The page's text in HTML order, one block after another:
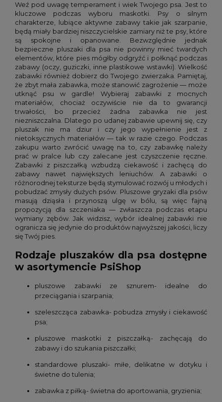
Weź pod uwagę temperament i wiek Twojego psa. Jest to
kluczowe podczas wyboru maskotki. Psy o silnym
charakterze, lubiące aktywne zabawy takie jak szarpanie,
będą miały bardziej niszczycielskie zamiary niż te psy, które
są spokojne i opanowane. Bezwzględnie jednak
bezpieczne pluszaki dla psa nie powinny mieć twardych
elementów, które pies mógłby odgryźć i połknąć podczas
zabawy (oczy, guziczki, inne plastikowe wstawki). Wielkość
zabawki również dobierz do Twojego zwierzaka. Pamiętaj,
że zbyt mała zabawka, może stanowić zagrożenie — może
utknąć psu w gardle! Wybieraj zabawki z mocnych
materiałów, chociaż oczywiście nie da to gwarancji
trwałości, bo przecież żadna zabawka nie jest
niezniszczalna. Dlatego po udanej zabawie upewnij się, czy
pluszak nie ma dziur i czy jego wypełnienie jest z
nietoksycznych materiałów — tak w razie czego. Podczas
zakupu warto zwrócić uwagę na to, czy zabawkę należy
prać w pralce lub czy zalecane jest czyszczenie ręczne.
Zabawki z piszczałką wzbudzą ciekawość i zachęcą do
zabawy nawet największych leniuchów. A zabawki o
różnorodnej teksturze będą stymulować rozwój u młodych i
pobudzać zmysły dużych psów. Pluszowe gryzaki dla psów
masują dziąsła i przynoszą ulgę w bólu, są więc fajną
propozycją dla szczeniaka — zwłaszcza podczas etapu
wymiany zębów. Jak widzisz, wybór idealnej zabawki nie
ogranicza się jedynie do produktów najwyższej jakości, liczy
się Twój pies.
Rodzaje pluszaków dla psa dostępne
w asortymencie PsiShop
pluszowe zabawki ze sznurem- idealne do
przeciągania i szarpania;
szeleszcząca zabawka- pobudza zmysły i ciekawość
psa;
pluszowe maskotki z piszczałką- zachęcają do
zabawy i do szukania piszczałki;
standardowe pluszaki- miłe, delikatne w dotyku i
świetne do tulenia;
zabawka z piłką- świetna do aportowania, gryzienia;